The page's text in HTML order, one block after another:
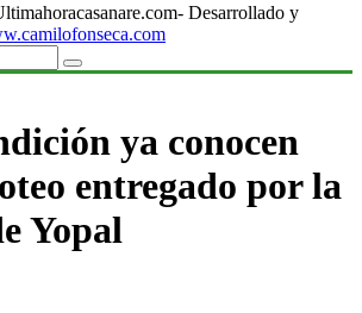
Desarrollado y
ya conocen
entregado por la
Yopal